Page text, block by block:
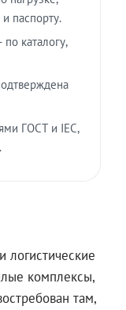
паспорту.
каталогу,
ГОСТ и IEC,
комплексы,
там,